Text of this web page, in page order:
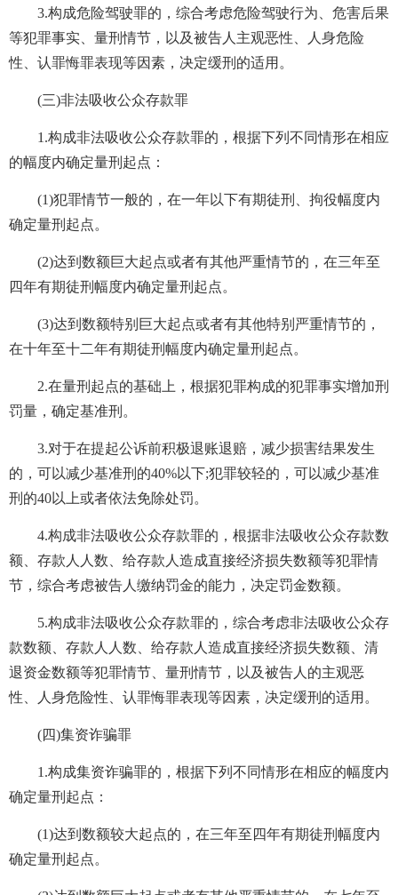
3.构成危险驾驶罪的，综合考虑危险驾驶行为、危害后果
等犯罪事实、量刑情节，以及被告人主观恶性、人身危险
性、认罪悔罪表现等因素，决定缓刑的适用。
(三)非法吸收公众存款罪
1.构成非法吸收公众存款罪的，根据下列不同情形在相应
的幅度内确定量刑起点：
(1)犯罪情节一般的，在一年以下有期徒刑、拘役幅度内
确定量刑起点。
(2)达到数额巨大起点或者有其他严重情节的，在三年至
四年有期徒刑幅度内确定量刑起点。
(3)达到数额特别巨大起点或者有其他特别严重情节的，
在十年至十二年有期徒刑幅度内确定量刑起点。
2.在量刑起点的基础上，根据犯罪构成的犯罪事实增加刑
罚量，确定基准刑。
3.对于在提起公诉前积极退账退赔，减少损害结果发生
的，可以减少基准刑的40%以下;犯罪较轻的，可以减少基准
刑的40以上或者依法免除处罚。
4.构成非法吸收公众存款罪的，根据非法吸收公众存款数
额、存款人人数、给存款人造成直接经济损失数额等犯罪情
节，综合考虑被告人缴纳罚金的能力，决定罚金数额。
5.构成非法吸收公众存款罪的，综合考虑非法吸收公众存
款数额、存款人人数、给存款人造成直接经济损失数额、清
退资金数额等犯罪情节、量刑情节，以及被告人的主观恶
性、人身危险性、认罪悔罪表现等因素，决定缓刑的适用。
(四)集资诈骗罪
1.构成集资诈骗罪的，根据下列不同情形在相应的幅度内
确定量刑起点：
(1)达到数额较大起点的，在三年至四年有期徒刑幅度内
确定量刑起点。